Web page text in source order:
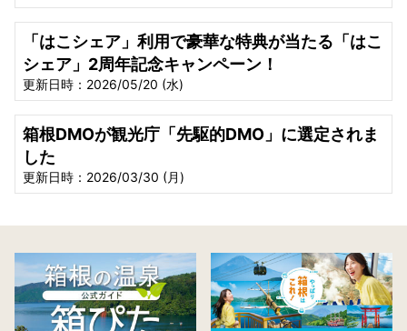
「はこシェア」利用で豪華な特典が当たる「はこ
シェア」2周年記念キャンペーン！
更新日時：2026/05/20 (水)
箱根DMOが観光庁「先駆的DMO」に選定されま
した
更新日時：2026/03/30 (月)